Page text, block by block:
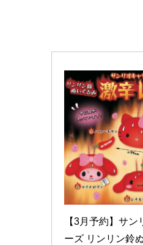
【3月予約】サ
ーズ リンリン鈴